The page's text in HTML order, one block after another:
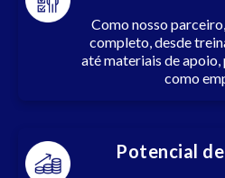
Como nosso
completo, desde
até materiais de apoio,
como
Potencial